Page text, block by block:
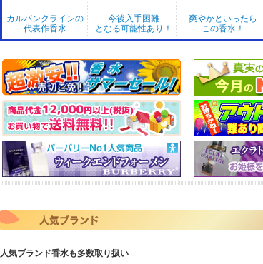
カルバンクラインの
代表作香水
今後入手困難
となる可能性あり！
爽やかといったら
この香水！
人気ブランド香水も多数取り扱い